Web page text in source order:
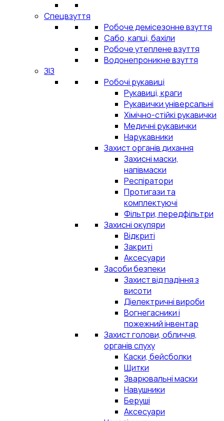
Спецвзуття
Робоче демісезонне взуття
Сабо, капці, бахіли
Робоче утеплене взуття
Водонепроникне взуття
ЗІЗ
Робочі рукавиці
Рукавиці, краги
Рукавички універсальні
Хімічно-стійкі рукавички
Медичні рукавички
Нарукавники
Захист органів дихання
Захисні маски,
напівмаски
Респіратори
Протигази та
комплектуючі
Фільтри, передфільтри
Захисні окуляри
Відкриті
Закриті
Аксесуари
Засоби безпеки
Захист від падіння з
висоти
Діелектричні вироби
Вогнегасники і
пожежний інвентар
Захист голови, обличчя,
органів слуху
Каски, бейсболки
Щитки
Зварювальні маски
Навушники
Беруші
Аксесуари